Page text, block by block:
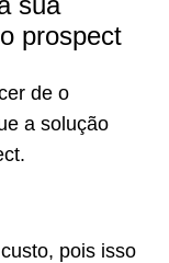
prospect
de o
a solução
pois isso